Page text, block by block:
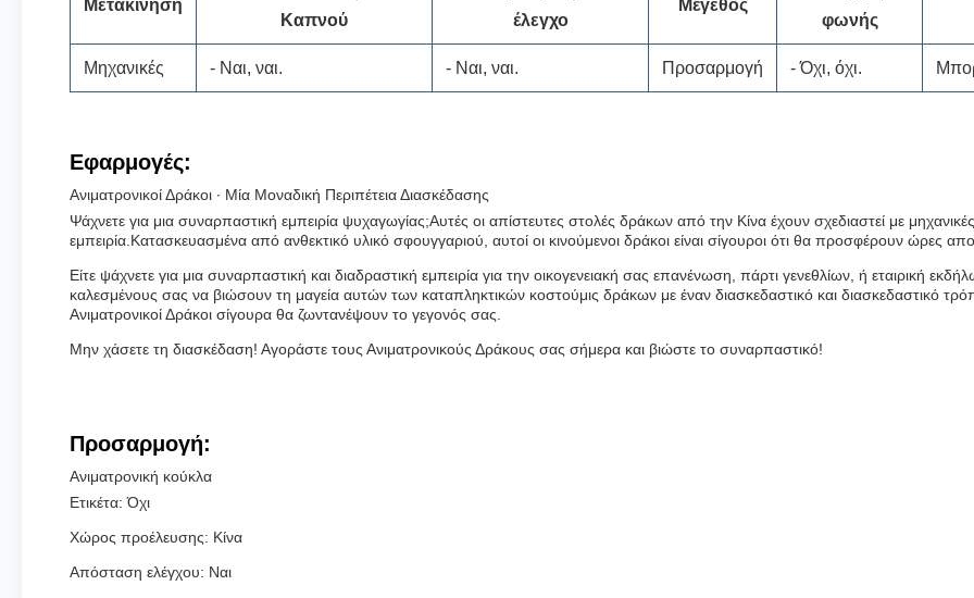
Μετακίνηση
Καπνού
έλεγχο
Μέγεθος
φωνής
Μηχανικές - Ναι, ναι. - Ναι, ναι. Προσαρμογή - Όχι, όχι.
Εφαρμογές:
Ανιματρονικοί Δράκοι ∙ Μία Μοναδική Περιπέτεια Διασκέδασης
Ψάχνετε για μια συναρπαστική εμπειρία ψυχαγωγίας;Αυτές οι απίστευτες στολές δράκων από την Κίνα έχουν σχεδιαστεί με
εμπειρία.Κατασκευασμένα από ανθεκτικό υλικό σφουγγαριού, αυτοί οι κινούμενοι δράκοι είναι σίγουροι ότι θα προσφέρουν ώρες
Είτε ψάχνετε για μια συναρπαστική και διαδραστική εμπειρία για την οικογενειακή σας επανένωση, πάρτι γενεθλίων, ή εταιρική
καλεσμένους σας να βιώσουν τη μαγεία αυτών των καταπληκτικών κοστούμις δράκων με έναν διασκεδαστικό και διασκεδαστικό
Ανιματρονικοί Δράκοι σίγουρα θα ζωντανέψουν το γεγονός σας.
Μην χάσετε τη διασκέδαση! Αγοράστε τους Ανιματρονικούς Δράκους σας σήμερα και βιώστε το συναρπαστικό!
Προσαρμογή:
Ανιματρονική κούκλα
Ετικέτα: Όχι
Χώρος προέλευσης: Κίνα
Απόσταση ελέγχου: Ναι